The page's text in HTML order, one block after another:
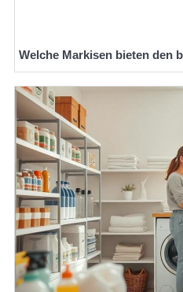
Welche Markisen bieten den